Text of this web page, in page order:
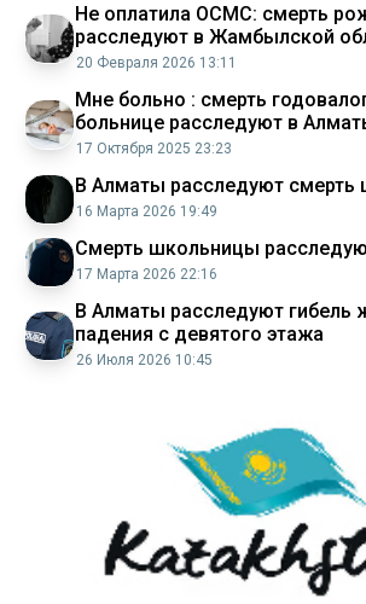
Не оплатила ОСМС: смерть
расследуют в Жамбылской
20 Февраля 2026 13:11
Мне больно : смерть
больнице расследуют в
17 Октября 2025 23:23
В Алматы расследуют смерть
16 Марта 2026 19:49
Смерть школьницы
17 Марта 2026 22:16
В Алматы расследуют гибель
падения с девятого этажа
26 Июля 2026 10:45